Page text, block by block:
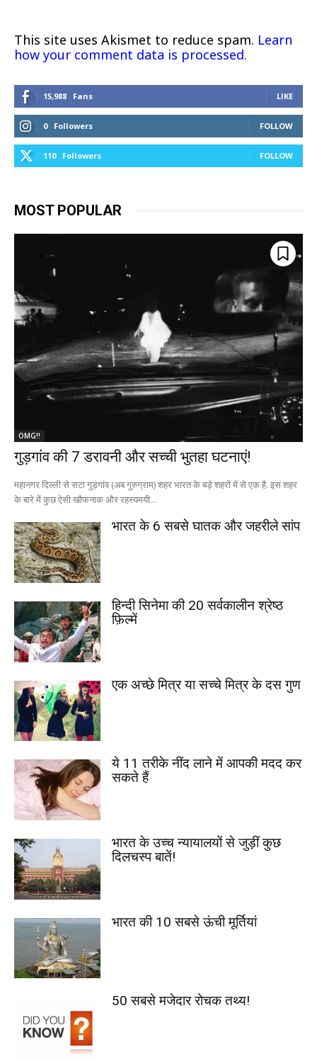
This site uses Akismet to reduce spam. Learn
how your comment data is processed.
15,988 Fans LIKE
0 Followers FOLLOW
110 Followers FOLLOW
MOST POPULAR
OMG!!
गुड़गांव की 7 डरावनी और सच्ची भुतहा घटनाएं!
महानगर दिल्ली से सटा गुड़गांव (अब गुरुग्राम) शहर भारत के बड़े शहरों में से एक है. इस शहर
के बारे में कुछ ऐसी खौफनाक और रहस्यमयी...
भारत के 6 सबसे घातक और जहरीले सांप
हिन्दी सिनेमा की 20 सर्वकालीन श्रेष्ठ
फ़िल्में
एक अच्छे मित्र या सच्चे मित्र के दस गुण
ये 11 तरीके नींद लाने में आपकी मदद कर
सकते हैं
भारत के उच्च न्यायालयों से जुड़ीं कुछ
दिलचस्प बातें!
भारत की 10 सबसे ऊंची मूर्तियां
50 सबसे मजेदार रोचक तथ्य!